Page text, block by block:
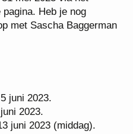
Stuur dan je
uiterlijk 31 mei 2023
deze pagina. Heb je
juni 2023.